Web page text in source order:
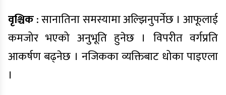
वृश्चिक: सानातिना समस्यामा अल्झिनुपर्नेछ । आफूलाई
कमजोर भएको अनुभूति हुनेछ । विपरीत वर्गप्रति
आकर्षण बढ्नेछ । नजिकका व्यक्तिबाट धोका पाइएला
।